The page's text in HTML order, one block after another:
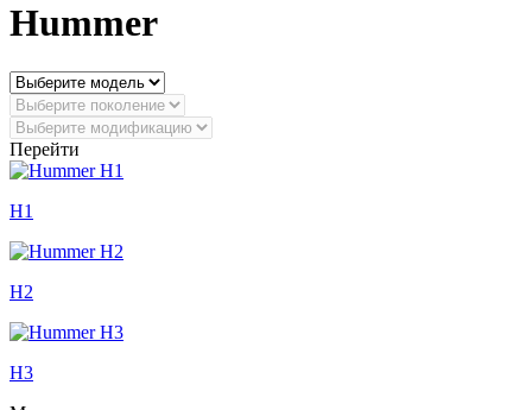
Hummer
Перейти
H1
H2
H3